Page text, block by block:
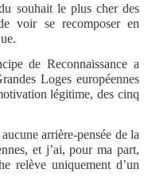
souhait le plus cher des
voir se recomposer en
de Reconnaissance a
Loges européennes
légitime, des cinq
arrière-pensée de la
et j’ai, pour ma part,
relève uniquement d’un